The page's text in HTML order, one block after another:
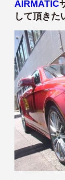
AIRMATIC
して頂きた